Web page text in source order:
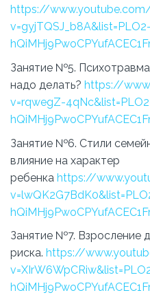
https://
v=gyjTQSJ_b8A&list=PLO2-
Занятие №5.
надо делать? https://
v=rqwegZ-
Занятие №6. Стили
влияние на характер
ребенка https://
Занятие №7. Взросление
риска. https://